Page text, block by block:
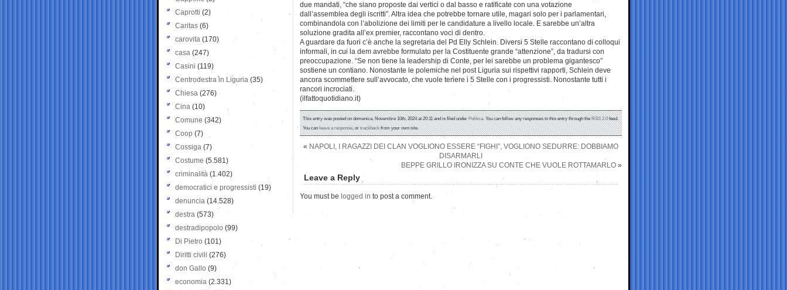
due mandati, “che siano proposte dai vertici o dal basso e ratificate con una votazione
dall’assemblea degli iscritti”. Altra idea che potrebbe tornare utile, magari solo per i parlamentari,
combinandola con l’abolizione dei limiti per le candidature a livello locale. E sarebbe un’altra
soluzione gradita all’ex premier, raccontano voci di dentro.
A guardare da fuori c’è anche la segretaria del Pd Elly Schlein. Diversi 5 Stelle raccontano di colloqui
informali, in cui la dem avrebbe formulato per la Costituente grande “attenzione”, da tradursi con
preoccupazione. “Se non tiene la leadership di Conte, per lei sarebbe un problema gigantesco”
sostiene un contiano. Nonostante le polemiche nel post Liguria sui rispettivi rapporti, Schlein deve
ancora scommettere sull’avvocato, che vuole tenere i 5 Stelle con i progressisti. Nonostante tutti i
rancori incrociati.
(ilfattoquotidiano.it)
This entry was posted on domenica, Novembre 10th, 2024 at 20:11 and is filed underPolitica. You can follow any responses to this entry through theRSS 2.0feed.
You canleave a response, ortrackbackfrom your own site.
« NAPOLI, I RAGAZZI DEI CLAN VOGLIONO ESSERE “FIGHI”, VOGLIONO SEDURRE: DOBBIAMO
DISARMARLI
BEPPE GRILLO IRONIZZA SU CONTE CHE VUOLE ROTTAMARLO »
Leave a Reply
You must be logged in to post a comment.
Caprotti (2)
Caritas (6)
carovita (170)
casa (247)
Casini (119)
Centrodestra in Liguria (35)
Chiesa (276)
Cina (10)
Comune (342)
Coop (7)
Cossiga (7)
Costume (5.581)
criminalità (1.402)
democratici e progressisti (19)
denuncia (14.528)
destra (573)
destradipopolo (99)
Di Pietro (101)
Diritti civili (276)
don Gallo (9)
economia (2.331)